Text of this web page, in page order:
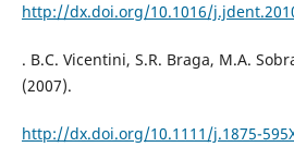
http://dx.doi.org/10.1016/
. B.C. Vicentini, S.R. Braga, M.A.
(2007).
http://dx.doi.org/10.1111/j.1875-